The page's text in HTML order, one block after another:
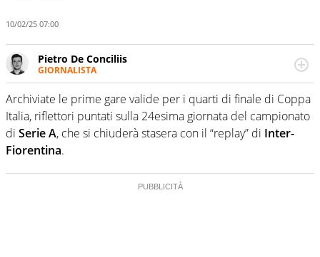
10/02/25 07:00
Pietro De Conciliis
GIORNALISTA
Giornalista pubblicista e speaker radiofonico, per Virgilio
Sport si occupa di calcio con uno sguardo attento e
competente sui campionati di Serie B e Serie C
Archiviate le prime gare valide per i quarti di finale di Coppa
Italia, riflettori puntati sulla 24esima giornata del campionato
di Serie A, che si chiuderà stasera con il “replay” di Inter-
Fiorentina.